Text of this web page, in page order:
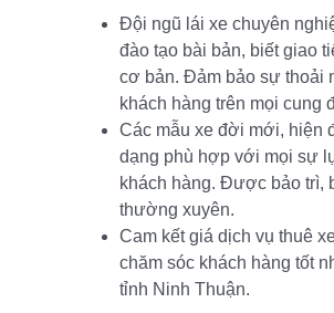
Đội ngũ lái xe chuyên
đào tạo bài bản, biết giao
cơ bản. Đảm bảo sự thoải
khách hàng trên mọi cung
Các mẫu xe đời mới, hiện
dạng phù hợp với mọi sự
khách hàng. Được bảo trì,
thường xuyên.
Cam kết giá dịch vụ thuê
chăm sóc khách hàng tốt
tỉnh Ninh Thuận.